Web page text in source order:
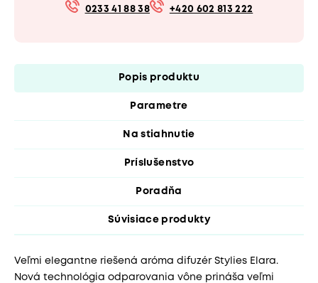
0233 41 88 38 +420 602 813 222
Popis produktu
Parametre
Na stiahnutie
Príslušenstvo
Poradňa
Súvisiace produkty
Veľmi elegantne riešená aróma difuzér Stylies Elara.
Nová technológia odparovania vône prináša veľmi